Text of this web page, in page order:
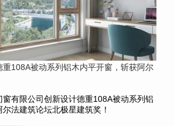
108A被动系列铝木内平开窗，斩获阿尔
有限公司创新设计德重108A被动系列铝
法建筑论坛北极星建筑奖！